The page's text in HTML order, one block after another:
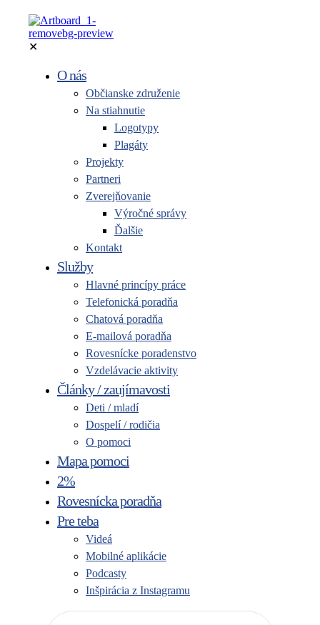
✕
O nás
Občianske združenie
Na stiahnutie
Logotypy
Plagáty
Projekty
Partneri
Zverejňovanie
Výročné správy
Ďalšie
Kontakt
Služby
Hlavné princípy práce
Telefonická poradňa
Chatová poradňa
E-mailová poradňa
Rovesnícke poradenstvo
Vzdelávacie aktivity
Články / zaujímavosti
Deti / mladí
Dospelí / rodičia
O pomoci
Mapa pomoci
2%
Rovesnícka poradňa
Pre teba
Videá
Mobilné aplikácie
Podcasty
Inšpirácia z Instagramu